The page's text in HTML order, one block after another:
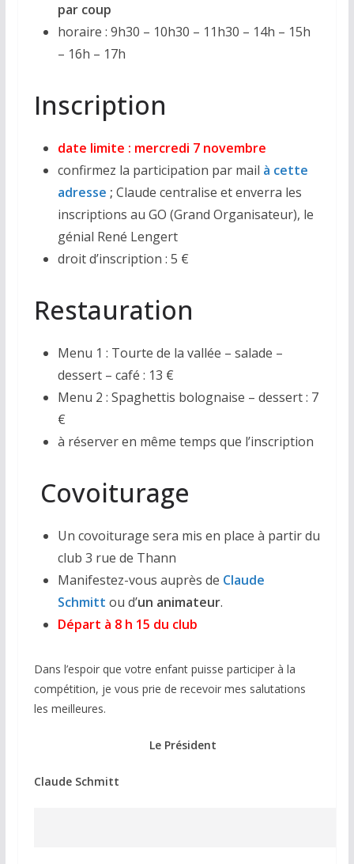
par coup
horaire : 9h30 – 10h30 – 11h30 – 14h – 15h
– 16h – 17h
Inscription
date limite : mercredi 7 novembre
confirmez la participation par mail à cette
adresse ; Claude centralise et enverra les
inscriptions au GO (Grand Organisateur), le
génial René Lengert
droit d’inscription : 5 €
Restauration
Menu 1 : Tourte de la vallée – salade –
dessert – café : 13 €
Menu 2 : Spaghettis bolognaise – dessert : 7
€
à réserver en même temps que l’inscription
Covoiturage
Un covoiturage sera mis en place à partir du
club 3 rue de Thann
Manifestez-vous auprès de Claude
Schmitt ou d’un animateur.
Départ à 8 h 15 du club
Dans l’espoir que votre enfant puisse participer à la
compétition, je vous prie de recevoir mes salutations
les meilleures.
Le Président
Claude Schmitt